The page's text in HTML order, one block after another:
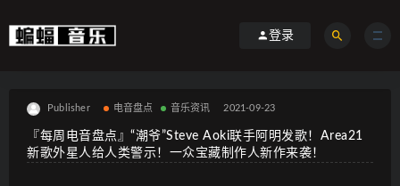
登录
Publisher 电音盘点 音乐资讯 2021-09-23
『每周电音盘点』“潮爷”Steve Aoki联手阿明发歌！Area21
新歌外星人给人类警示！一众宝藏制作人新作来袭！